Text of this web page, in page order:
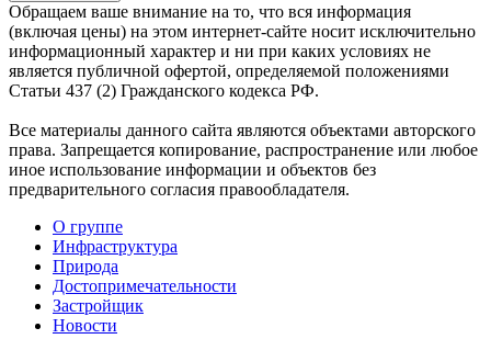
Обращаем ваше внимание на то, что вся информация
(включая цены) на этом интернет-сайте носит исключительно
информационный характер и ни при каких условиях не
является публичной офертой, определяемой положениями
Статьи 437 (2) Гражданского кодекса РФ.
Все материалы данного сайта являются объектами авторского
права. Запрещается копирование, распространение или любое
иное использование информации и объектов без
предварительного согласия правообладателя.
О группе
Инфраструктура
Природа
Достопримечательности
Застройщик
Новости